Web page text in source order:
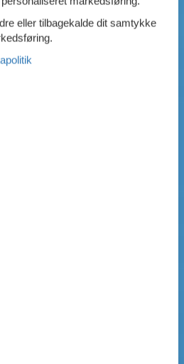
eller tilbagekalde dit samtykke